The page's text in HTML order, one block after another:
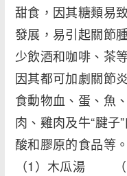
甜食，因其糖類易
發展，易引起
少飲酒和咖啡、茶
因其都可加劇
食動物血、蛋、魚
肉、雞肉及牛“腱
酸和膠原的食
（1）木瓜湯 （